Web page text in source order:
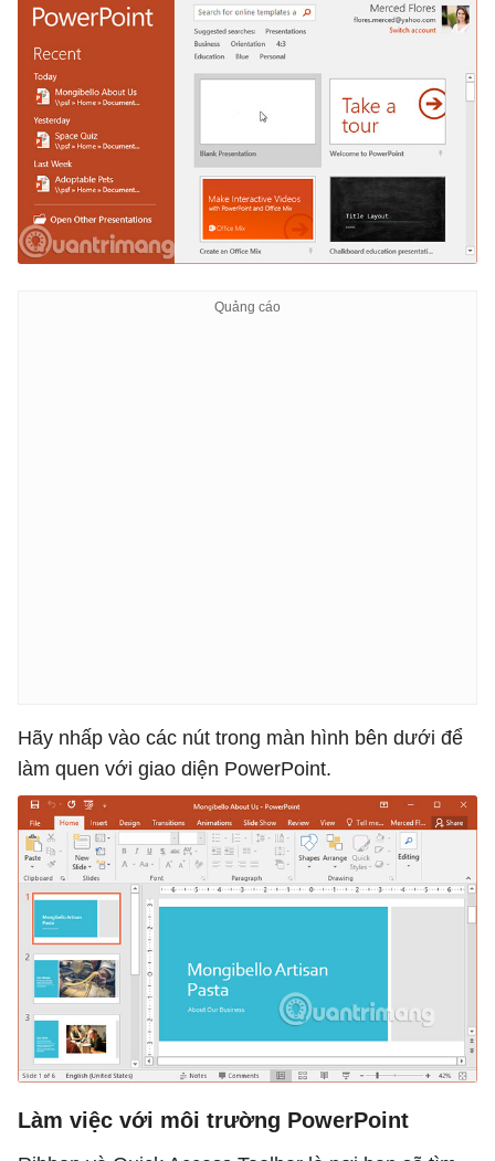
Hãy nhấp vào các nút trong màn hình bên dưới để
làm quen với giao diện PowerPoint.
Làm việc với môi trường PowerPoint